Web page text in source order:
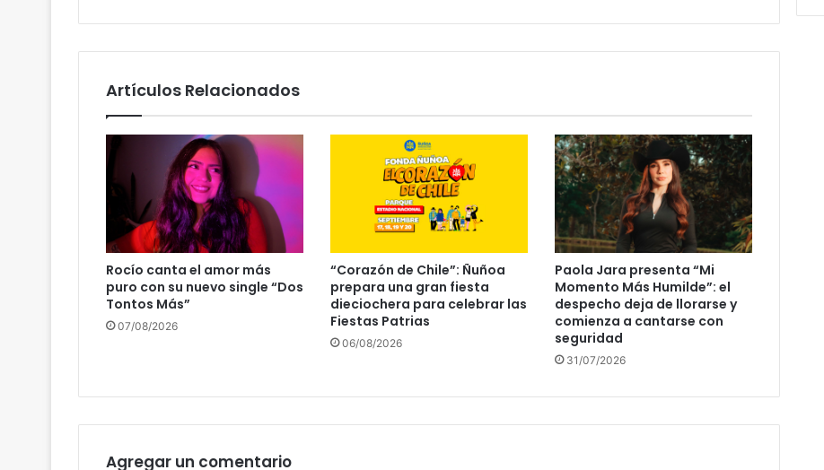
Artículos Relacionados
Rocío canta el amor más
puro con su nuevo single “Dos
Tontos Más”
07/08/2026
“Corazón de Chile”: Ñuñoa
prepara una gran fiesta
dieciochera para celebrar las
Fiestas Patrias
06/08/2026
Paola Jara presenta “Mi
Momento Más Humilde”: el
despecho deja de llorarse y
comienza a cantarse con
seguridad
31/07/2026
Agregar un comentario